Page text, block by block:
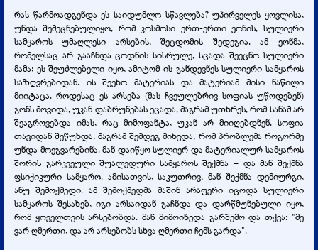
რას წარმოადგენდა ეს საიდუმლო სწავლება? უპირველეს ყოვლისა,
უნდა შემეცნებულიყო, რომ კოსმოსი ერთ-ერთი ეონის, სულიერი
სამყაროს უმაღლესი არსების, შეცდომის შედეგია. ამ ეონმა,
რომელსაც არ გააჩნდა ცოდნის სისრულე, სცადა შეეცნო სულიერი
მამა; ეს შეუძლებელი იყო, ამიტომ ის განდევნეს სულიერი სამყაროს
საზღვრებიდან. ის შეეხო მატერიას და მატერიამ მისი ნაწილი
მიიტაცა. როდესაც ეს არსება (მას ჩვეულებრივ სოფიას უწოდებენ)
გონს მოვიდა, უკან დაბრუნებას ეცადა, მაგრამ უთხრეს, რომ სანამ არ
შეაგროვებდა იმას, რაც მიმოფანტა, უკან არ მიიღებდნენ. სოფია
თავიდან შეწუხდა, მაგრამ შემდეგ მიხვდა, რომ პრობლემა როგორმე
უნდა მოეგვარებინა. მან დაიწყო სულიერ და მატერიალურ სამყაროს
შორის გარკვეული შუალედური სამყაროს შექმნა – და მან შექმნა
ფსიქიკური სამყარო. ამისათვის, საკუთრივ, მან შექმნა დემიურგი,
ანუ შემოქმედი. ამ შემოქმედმა მაშინ არაფერი იცოდა სულიერი
სამყაროს შესახებ, იგი არსაიდან გაჩნდა და დარწმუნებული იყო,
რომ ყოველთვის არსებობდა. მან მიმოიხედა გარშემო და თქვა: "მე
ვარ ღმერთი, და არ არსებობს სხვა ღმერთი ჩემს გარდა".